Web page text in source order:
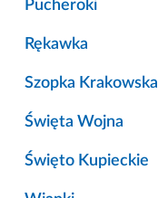
Pucheroki
Rękawka
Szopka Krakowska
Święta Wojna
Święto Kupieckie